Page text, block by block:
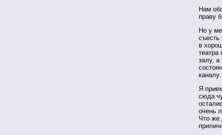
Нам
праву
Но у
съесть
в
театра
залу,
Я
сюда
очень
Что же